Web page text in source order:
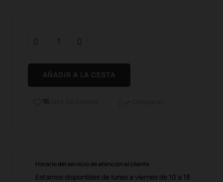
AÑADIR A LA CESTA
Horario del servicio de atención al cliente
Estamos disponibles de lunes a viernes de 10 a 18